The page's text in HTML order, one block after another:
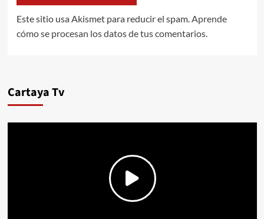
Este sitio usa Akismet para reducir el spam. Aprende
cómo se procesan los datos de tus comentarios.
Cartaya Tv